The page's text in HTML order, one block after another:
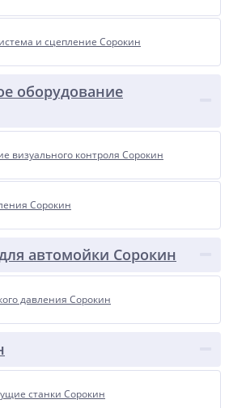
и сцепление Сорокин
оборудование
визуального контроля Сорокин
Сорокин
автомойки Сорокин
давления Сорокин
станки Сорокин